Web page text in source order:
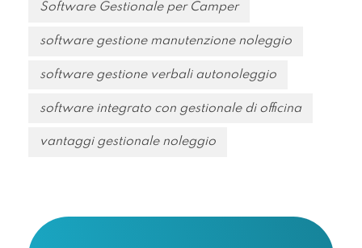
Software Gestionale per Camper
software gestione manutenzione noleggio
software gestione verbali autonoleggio
software integrato con gestionale di officina
vantaggi gestionale noleggio